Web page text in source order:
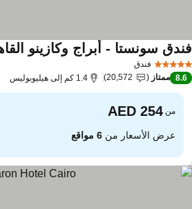
فندق
سونستا - أبراج وكازينو
8.6 ممتاز 20,572 1.4 كم إلى هيليوبوليس
من
عرض الأسعار من6 مواقع